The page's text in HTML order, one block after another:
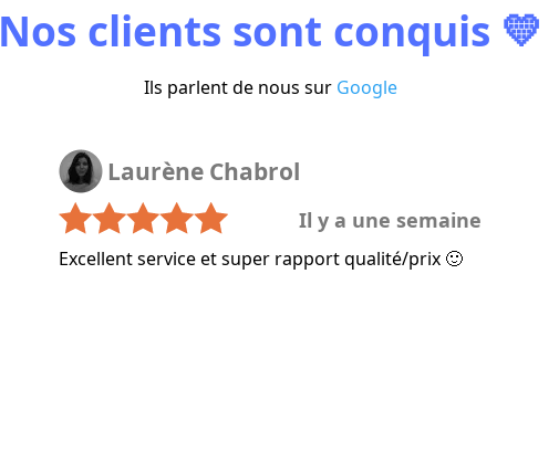
Nos clients sont conquis 💛
Ils parlent de nous sur Google
Laurène Chabrol
Il y a une semaine
Excellent service et super rapport qualité/prix 🙂